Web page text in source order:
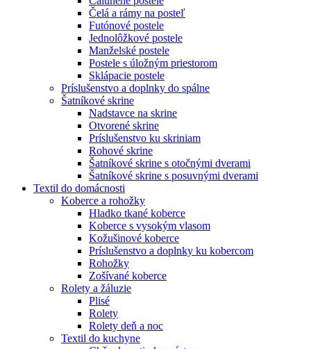
Čelá a rámy na posteľ
Futónové postele
Jednolôžkové postele
Manželské postele
Postele s úložným priestorom
Sklápacie postele
Príslušenstvo a doplnky do spálne
Šatníkové skrine
Nadstavce na skrine
Otvorené skrine
Príslušenstvo ku skriniam
Rohové skrine
Šatníkové skrine s otočnými dverami
Šatníkové skrine s posuvnými dverami
Textil do domácnosti
Koberce a rohožky
Hladko tkané koberce
Koberce s vysokým vlasom
Kožušinové koberce
Príslušenstvo a doplnky ku kobercom
Rohožky
Zošívané koberce
Rolety a žáluzie
Plisé
Rolety
Rolety deň a noc
Textil do kuchyne